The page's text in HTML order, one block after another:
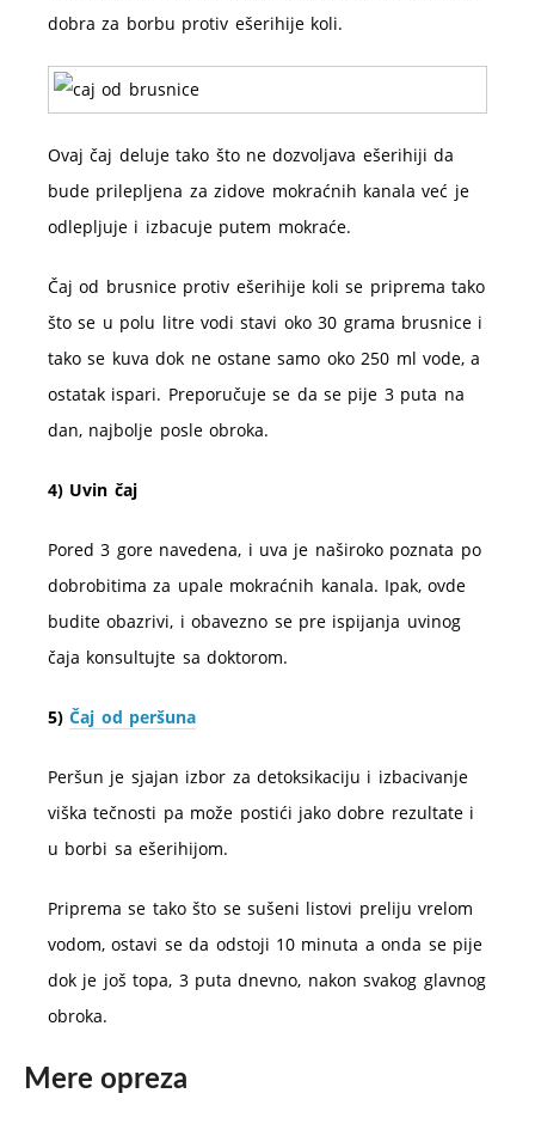
dobra za borbu protiv ešerihije koli.
Ovaj čaj deluje tako što ne dozvoljava ešerihiji da
bude prilepljena za zidove mokraćnih kanala već je
odlepljuje i izbacuje putem mokraće.
Čaj od brusnice protiv ešerihije koli se priprema tako
što se u polu litre vodi stavi oko 30 grama brusnice i
tako se kuva dok ne ostane samo oko 250 ml vode, a
ostatak ispari. Preporučuje se da se pije 3 puta na
dan, najbolje posle obroka.
4) Uvin čaj
Pored 3 gore navedena, i uva je naširoko poznata po
dobrobitima za upale mokraćnih kanala. Ipak, ovde
budite obazrivi, i obavezno se pre ispijanja uvinog
čaja konsultujte sa doktorom.
5)Čaj od peršuna
Peršun je sjajan izbor za detoksikaciju i izbacivanje
viška tečnosti pa može postići jako dobre rezultate i
u borbi sa ešerihijom.
Priprema se tako što se sušeni listovi preliju vrelom
vodom, ostavi se da odstoji 10 minuta a onda se pije
dok je još topa, 3 puta dnevno, nakon svakog glavnog
obroka.
Mere opreza